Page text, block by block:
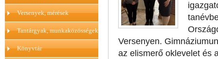
Versenyek, mérések
Tantárgyak, munkaközösségek
Könyvtár
Versenyen.
az elismerő oklevelet és